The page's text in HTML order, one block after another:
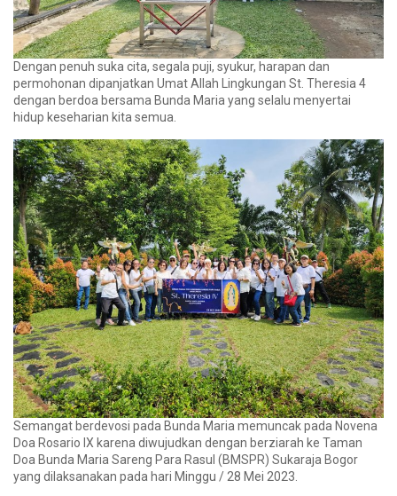
Dengan penuh suka cita, segala puji, syukur, harapan dan
permohonan dipanjatkan Umat Allah Lingkungan St. Theresia 4
dengan berdoa bersama Bunda Maria yang selalu menyertai
hidup keseharian kita semua.
Semangat berdevosi pada Bunda Maria memuncak pada Novena
Doa Rosario IX karena diwujudkan dengan berziarah ke Taman
Doa Bunda Maria Sareng Para Rasul (BMSPR) Sukaraja Bogor
yang dilaksanakan pada hari Minggu / 28 Mei 2023.